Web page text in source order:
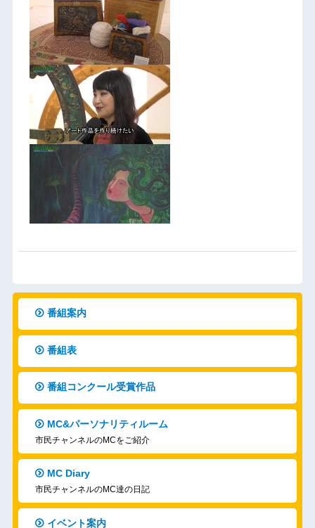
番組案内
番組表
番組コンクール受賞作品
MC&パーソナリティルーム
市民チャンネルのMCをご紹介
MC Diary
市民チャンネルのMC達の日記
イベント案内